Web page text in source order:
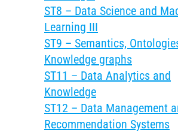
ST8 – Data Science and
Learning III
ST9 – Semantics,
Knowledge graphs
ST11 – Data Analytics and
Knowledge
ST12 – Data Management
Recommendation Systems